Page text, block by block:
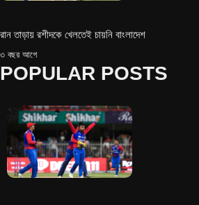
রান তাড়ায় রশীদকে খেলতেই চায়নি বাংলাদেশ
৩ বছর আগে
POPULAR POSTS